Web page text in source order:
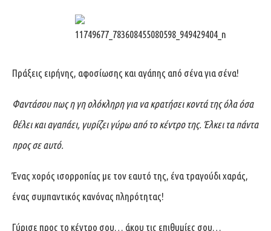
Πράξεις ειρήνης, αφοσίωσης και αγάπης από σένα για σένα!
Φαντάσου πως η γη ολόκληρη για να κρατήσει κοντά της όλα όσα
θέλει και αγαπάει, γυρίζει γύρω από το κέντρο της. Έλκει τα πάντα
προς σε αυτό.
Ένας χορός ισορροπίας με τον εαυτό της, ένα τραγούδι χαράς,
ένας συμπαντικός κανόνας πληρότητας!
Γύρισε προς το κέντρο σου… άκου τις επιθυμίες σου…